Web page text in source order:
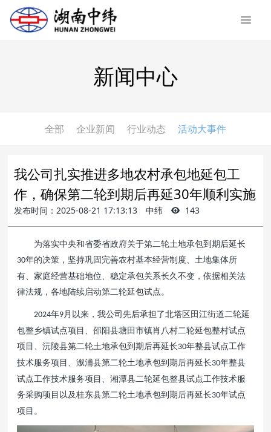
新闻中心
全部 企业新闻 行业动态 活动大事件
我公司扎实推进多地农村承包地延包工
作，确保第二轮到期后再延30年顺利实施
发布时间：2025-08-21 17:13:13 中纬 143
为落实中央和省委省政府关于第二轮土地承包到期后延长
30年的决策，坚持巩固完善农村基本经营制度、土地集体所
有、家庭经营基础地位、稳定承包关系长久不变，依据相关法
律法规，各地陆续启动第二轮延包试点。
2024年9月以来，我公司先后承担了北塔区田江街道二轮延
包整乡镇试点项目、邵阳县塘田市镇肖八村二轮延包整村试点
项目、沅陵县第二轮土地承包到期后再延长30年整县试点工作
技术服务项目、溆浦县第二轮土地承包到期后再延长30年整县
试点工作技术服务项目、湘潭县二轮延包整县试点工作技术服
务采购项目以及桂东县第二轮土地承包到期后再延长30年试点
项目。